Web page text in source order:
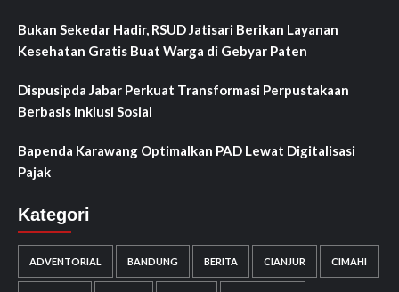
Bukan Sekedar Hadir, RSUD Jatisari Berikan Layanan
Kesehatan Gratis Buat Warga di Gebyar Paten
Dispusipda Jabar Perkuat Transformasi Perpustakaan
Berbasis Inklusi Sosial
Bapenda Karawang Optimalkan PAD Lewat Digitalisasi
Pajak
Kategori
ADVENTORIAL BANDUNG BERITA CIANJUR CIMAHI